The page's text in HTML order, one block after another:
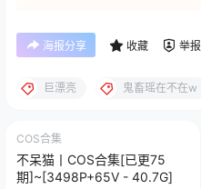
海报分享 收藏 举报
巨漂亮 鬼畜瑶在不在w
COS合集
不呆猫丨COS合集[已更75
期]~[3498P+65V - 40.7G]